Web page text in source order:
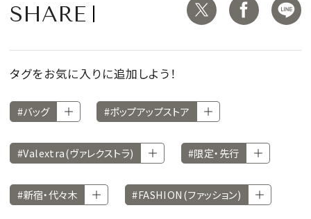
SHARE
タグをお気に入りに追加しよう！
#バッグ #ポップアップストア
#Valextra(ヴァレクストラ) #限定・先行
#新宿・代々木 #FASHION(ファッション)